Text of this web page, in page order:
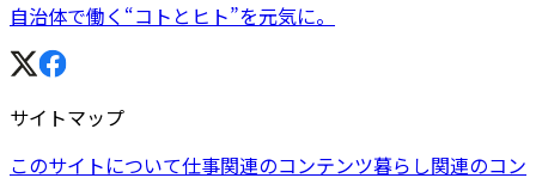
自治体で働く“コトとヒト”を元気に。
サイトマップ
このサイトについて仕事関連のコンテンツ暮らし関連のコン